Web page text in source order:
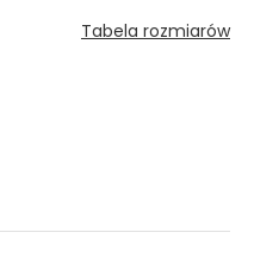
Tabela rozmiarów